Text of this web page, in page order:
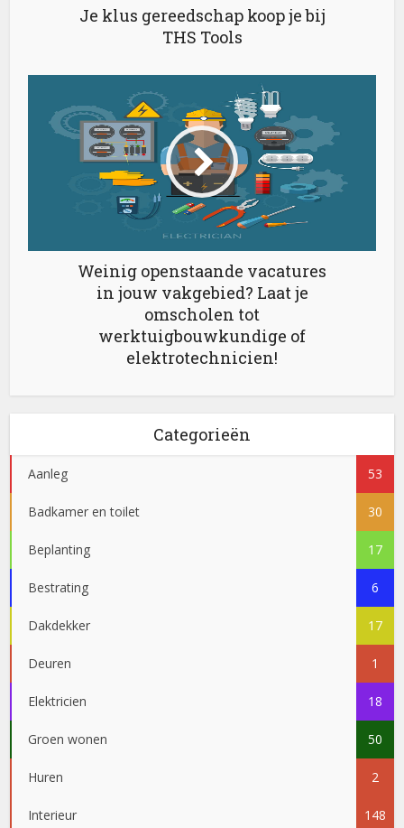
Je klus gereedschap koop je bij
THS Tools
Weinig openstaande vacatures
in jouw vakgebied? Laat je
omscholen tot
werktuigbouwkundige of
elektrotechnicien!
Categorieën
Aanleg 53
Badkamer en toilet 30
Beplanting 17
Bestrating 6
Dakdekker 17
Deuren 1
Elektricien 18
Groen wonen 50
Huren 2
Interieur 148